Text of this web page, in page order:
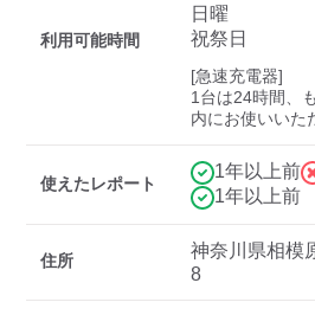
三菱ディーラーを表示
すべて 中速-20kW-以上
車種
利用可能時間
日曜
祝祭日
[急速充電器]
1台は24時間、
内にお使いいた
使えたレポート
1年以上前
1年以上前
住所
神奈川県相模
8